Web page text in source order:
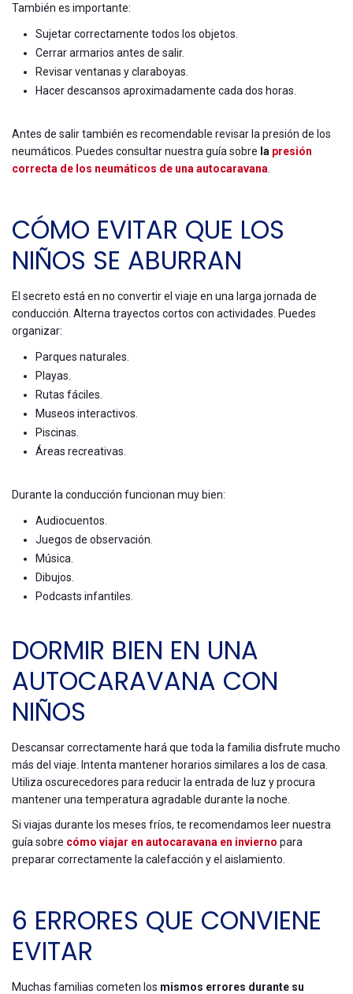
También es importante:
Sujetar correctamente todos los objetos.
Cerrar armarios antes de salir.
Revisar ventanas y claraboyas.
Hacer descansos aproximadamente cada dos horas.
Antes de salir también es recomendable revisar la presión de los
neumáticos. Puedes consultar nuestra guía sobre la presión
correcta de los neumáticos de una autocaravana
CÓMO EVITAR QUE LOS
NIÑOS SE ABURRAN
El secreto está en no convertir el viaje en una larga jornada de
conducción. Alterna trayectos cortos con actividades. Puedes
organizar:
Parques naturales.
Playas.
Rutas fáciles.
Museos interactivos.
Piscinas.
Áreas recreativas.
Durante la conducción funcionan muy bien:
Audiocuentos.
Juegos de observación.
Música.
Dibujos.
Podcasts infantiles.
DORMIR BIEN EN UNA
AUTOCARAVANA CON
NIÑOS
Descansar correctamente hará que toda la familia disfrute mucho
más del viaje. Intenta mantener horarios similares a los de casa.
Utiliza oscurecedores para reducir la entrada de luz y procura
mantener una temperatura agradable durante la noche.
Si viajas durante los meses fríos, te recomendamos leer nuestra
guía sobre cómo viajar en autocaravana en invierno para
preparar correctamente la calefacción y el aislamiento.
6 ERRORES QUE CONVIENE
EVITAR
Muchas familias cometen los mismos errores durante su